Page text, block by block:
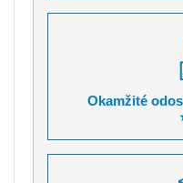
Okamžité